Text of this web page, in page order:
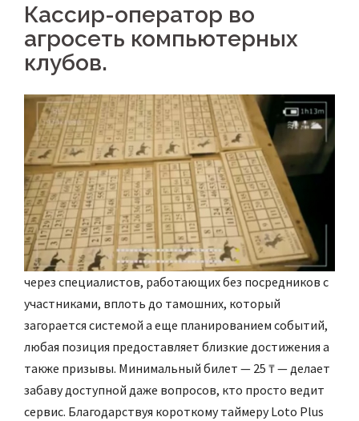
Кассир-оператор во
агросеть компьютерных
клубов.
через специалистов, работающих без посредников с
участниками, вплоть до тамошних, который
загорается системой а еще планированием событий,
любая позиция предоставляет близкие достижения а
также призывы. Минимальный билет — 25 ₸ — делает
забаву доступной даже вопросов, кто просто ведит
сервис. Благодарствуя короткому таймеру Loto Plus